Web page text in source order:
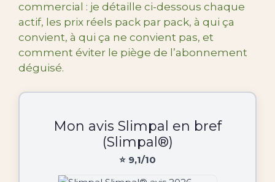
commercial : je détaille ci-dessous chaque
actif, les prix réels pack par pack, à qui ça
convient, à qui ça ne convient pas, et
comment éviter le piège de l’abonnement
déguisé.
Mon avis Slimpal en bref
(Slimpal®)
⭐ 9,1/10